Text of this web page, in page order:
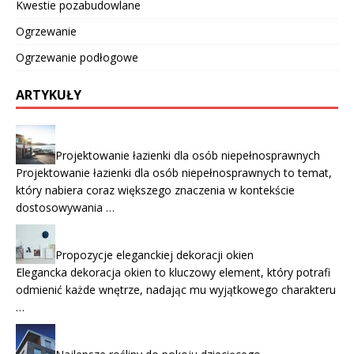
Kwestie pozabudowlane
Ogrzewanie
Ogrzewanie podłogowe
ARTYKUŁY
Projektowanie łazienki dla osób niepełnosprawnych
Projektowanie łazienki dla osób niepełnosprawnych to temat,
który nabiera coraz większego znaczenia w kontekście
dostosowywania …
Propozycje eleganckiej dekoracji okien
Elegancka dekoracja okien to kluczowy element, który potrafi
odmienić każde wnętrze, nadając mu wyjątkowego charakteru
…